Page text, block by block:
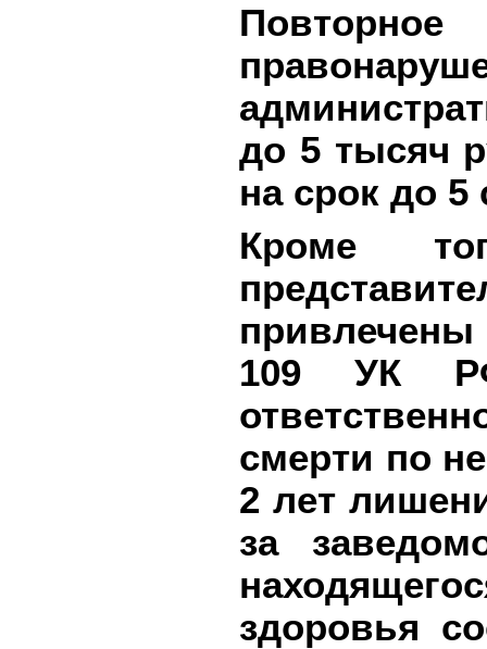
до 5 тысяч
на срок до 5
Кроме
привлечены
109 УК РФ
смерти по
2 лет
за
здоровья